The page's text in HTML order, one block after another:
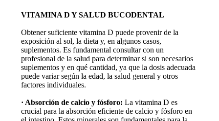
VITAMINA D Y SALUD BUCODENTAL
Obtener suficiente vitamina D puede provenir de la
exposición al sol, la dieta y, en algunos casos,
suplementos. Es fundamental consultar con un
profesional de la salud para determinar si son necesarios
suplementos y en qué cantidad, ya que la dosis adecuada
puede variar según la edad, la salud general y otros
factores individuales.
· Absorción de calcio y fósforo: La vitamina D es
crucial para la absorción eficiente de calcio y fósforo en